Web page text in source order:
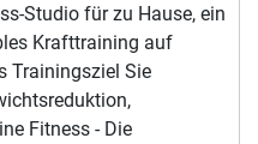
Studio für zu Hause, ein
Krafttraining auf
Trainingsziel Sie
Fitness - Die